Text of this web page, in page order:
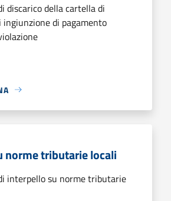
discarico della cartella di
ingiunzione di pagamento
norme tributarie locali
interpello su norme tributarie